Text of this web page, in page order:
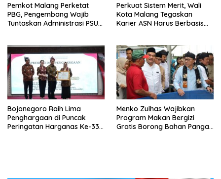
Pemkot Malang Perketat
PBG, Pengembang Wajib
Tuntaskan Administrasi PSU
Perkuat Sistem Merit, Wali
Kota Malang Tegaskan
Karier ASN Harus Berbasis
Bojonegoro Raih Lima
Penghargaan di Puncak
Peringatan Harganas Ke-33
Menko Zulhas Wajibkan
Program Makan Bergizi
Gratis Borong Bahan Pangan